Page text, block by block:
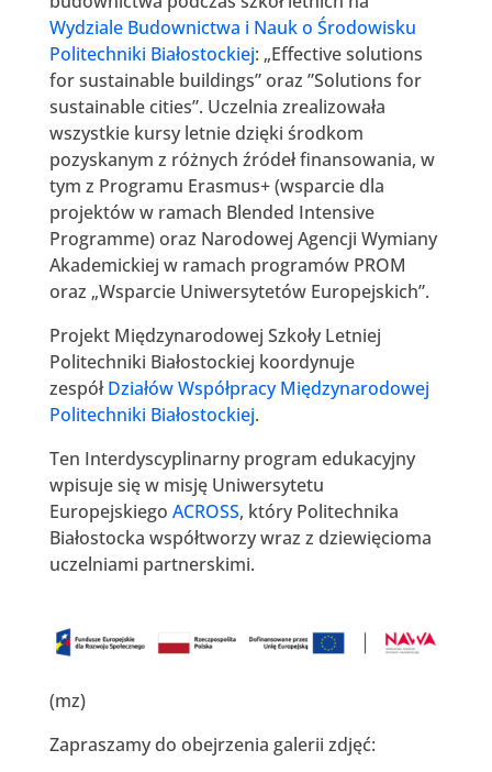
Wydziale Budownictwa i Nauk o Środowisku
Politechniki Białostockiej: „Effective solutions
for sustainable buildings” oraz ”Solutions for
sustainable cities”. Uczelnia zrealizowała
wszystkie kursy letnie dzięki środkom
pozyskanym z różnych źródeł finansowania, w
tym z Programu Erasmus+ (wsparcie dla
projektów w ramach Blended Intensive
Programme) oraz Narodowej Agencji Wymiany
Akademickiej w ramach programów PROM
oraz „Wsparcie Uniwersytetów Europejskich”.
Projekt Międzynarodowej Szkoły Letniej
Politechniki Białostockiej koordynuje
zespół Działów Współpracy Międzynarodowej
Politechniki Białostockiej.
Ten Interdyscyplinarny program edukacyjny
wpisuje się w misję Uniwersytetu
Europejskiego ACROSS, który Politechnika
Białostocka współtworzy wraz z dziewięcioma
uczelniami partnerskimi.
(mz)
Zapraszamy do obejrzenia galerii zdjęć: